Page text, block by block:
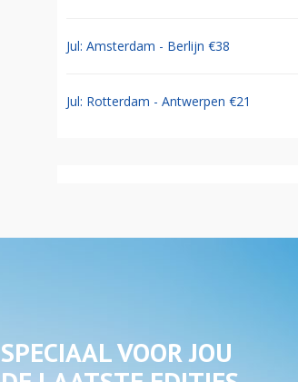
Jul: Amsterdam - Berlijn €38
Jul: Rotterdam - Antwerpen €21
SPECIAAL VOOR JOU